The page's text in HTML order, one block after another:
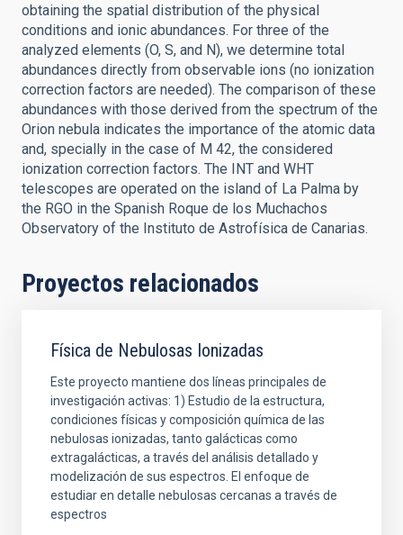
obtaining the spatial distribution of the physical
conditions and ionic abundances. For three of the
analyzed elements (O, S, and N), we determine total
abundances directly from observable ions (no ionization
correction factors are needed). The comparison of these
abundances with those derived from the spectrum of the
Orion nebula indicates the importance of the atomic data
and, specially in the case of M 42, the considered
ionization correction factors. The INT and WHT
telescopes are operated on the island of La Palma by
the RGO in the Spanish Roque de los Muchachos
Observatory of the Instituto de Astrofísica de Canarias.
Proyectos relacionados
Física de Nebulosas Ionizadas
Este proyecto mantiene dos líneas principales de
investigación activas: 1) Estudio de la estructura,
condiciones físicas y composición química de las
nebulosas ionizadas, tanto galácticas como
extragalácticas, a través del análisis detallado y
modelización de sus espectros. El enfoque de
estudiar en detalle nebulosas cercanas a través de
espectros